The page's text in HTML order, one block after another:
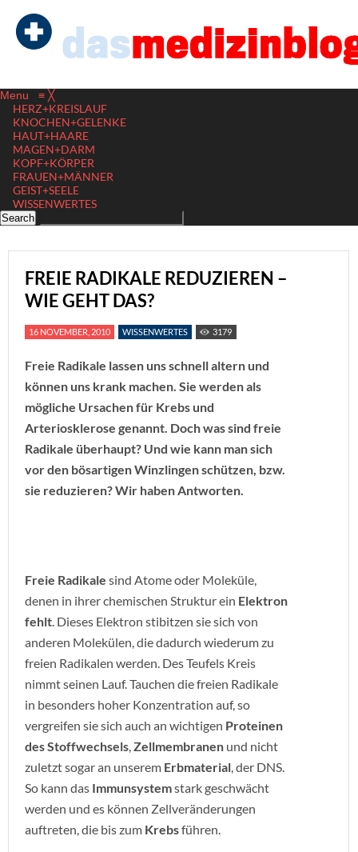
Menu ≡ ╳
HERZ+KREISLAUF
KNOCHEN+GELENKE
HAUT+HAARE
MAGEN+DARM
KOPF+KÖRPER
FRAUEN+MÄNNER
GEIST+SEELE
WISSENWERTES
FREIE RADIKALE REDUZIEREN –
WIE GEHT DAS?
16 NOVEMBER, 2010 WISSENWERTES 3179
Freie Radikale lassen uns schnell altern und
können uns krank machen. Sie werden als
mögliche Ursachen für Krebs und
Arteriosklerose genannt. Doch was sind freie
Radikale überhaupt? Und wie kann man sich
vor den bösartigen Winzlingen schützen, bzw.
sie reduzieren? Wir haben Antworten.
Freie Radikale sind Atome oder Moleküle,
denen in ihrer chemischen Struktur ein Elektron
fehlt. Dieses Elektron stibitzen sie sich von
anderen Molekülen, die dadurch wiederum zu
freien Radikalen werden. Des Teufels Kreis
nimmt seinen Lauf. Tauchen die freien Radikale
in besonders hoher Konzentration auf, so
vergreifen sie sich auch an wichtigen Proteinen
des Stoffwechsels,Zellmembranen und nicht
zuletzt sogar an unserem Erbmaterial, der DNS.
So kann das Immunsystemstark geschwächt
werden und es können Zellveränderungen
auftreten, die bis zum Krebsführen.